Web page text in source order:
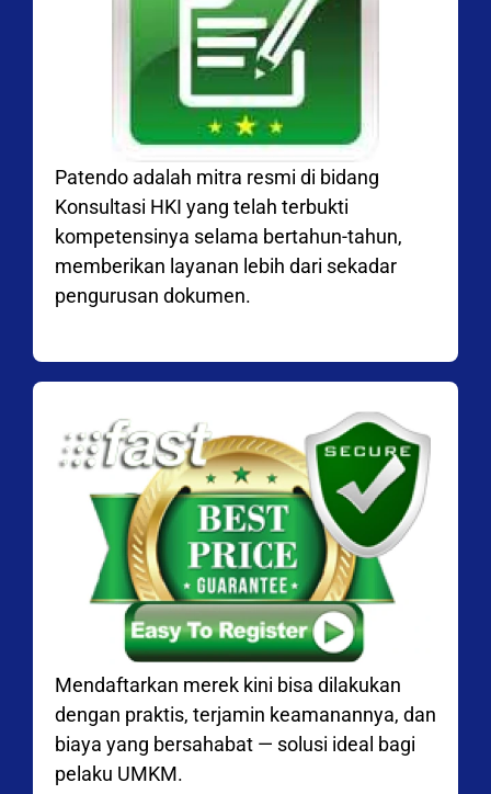
Patendo adalah mitra resmi di bidang
Konsultasi HKI yang telah terbukti
kompetensinya selama bertahun-tahun,
memberikan layanan lebih dari sekadar
pengurusan dokumen.
Mendaftarkan merek kini bisa dilakukan
dengan praktis, terjamin keamanannya, dan
biaya yang bersahabat — solusi ideal bagi
pelaku UMKM.